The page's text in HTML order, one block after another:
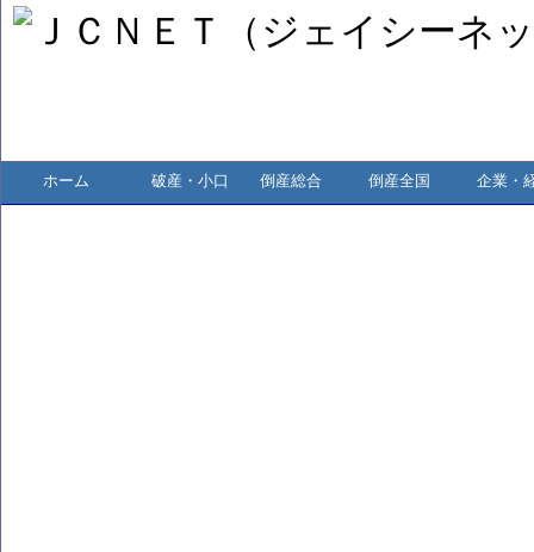
ホーム 破産・小口 倒産総合 倒産全国 企業・